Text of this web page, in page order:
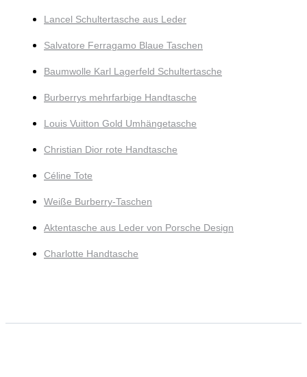
Lancel Schultertasche aus Leder
Salvatore Ferragamo Blaue Taschen
Baumwolle Karl Lagerfeld Schultertasche
Burberrys mehrfarbige Handtasche
Louis Vuitton Gold Umhängetasche
Christian Dior rote Handtasche
Céline Tote
Weiße Burberry-Taschen
Aktentasche aus Leder von Porsche Design
Charlotte Handtasche